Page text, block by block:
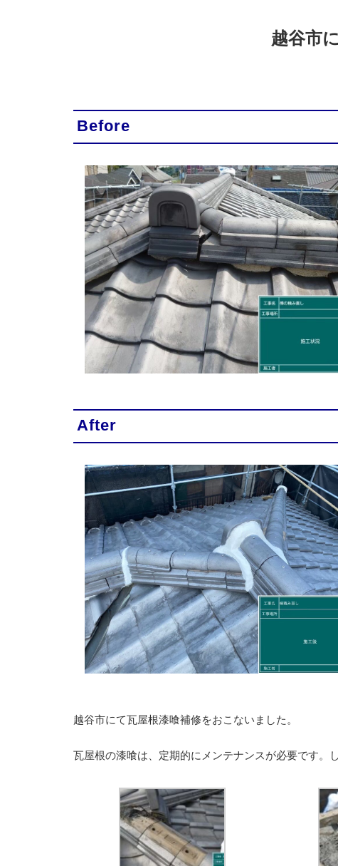
越谷市
Before
After
越谷市にて瓦屋根漆喰補修をおこないました。
瓦屋根の漆喰は、定期的にメンテナンスが必要です。